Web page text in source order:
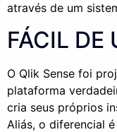
através de um
FÁCIL DE
O Qlik Sense foi
plataforma
cria seus próprios
Aliás, o diferencial